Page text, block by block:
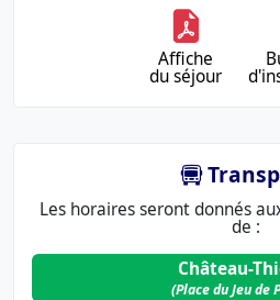
Affiche
du séjour
Les horaires seront donnés
de :
Château-
(Place du Jeu de